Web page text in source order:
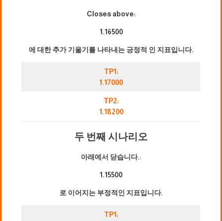
Closes above:
1.16500
에 대한 추가 기울기를 나타내는 긍정적 인 지표입니다.
TP1:
1.17000
TP2:
1.18200
두 번째 시나리오
아래에서 닫습니다.:
1.15500
로 이어지는 부정적인 지표입니다.
TP1: